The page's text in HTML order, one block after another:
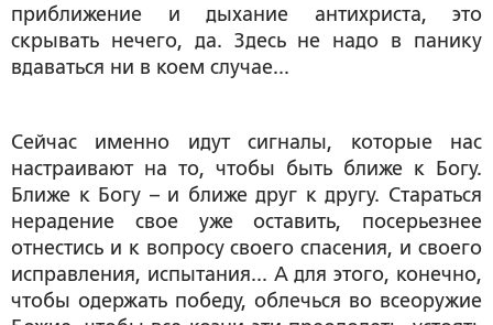
приближение и дыхание антихриста, это
скрывать нечего, да. Здесь не надо в панику
вдаваться ни в коем случае...
Сейчас именно идут сигналы, которые нас
настраивают на то, чтобы быть ближе к Богу.
Ближе к Богу – и ближе друг к другу. Стараться
нерадение свое уже оставить, посерьезнее
отнестись и к вопросу своего спасения, и своего
исправления, испытания... А для этого, конечно,
чтобы одержать победу, облечься во всеоружие